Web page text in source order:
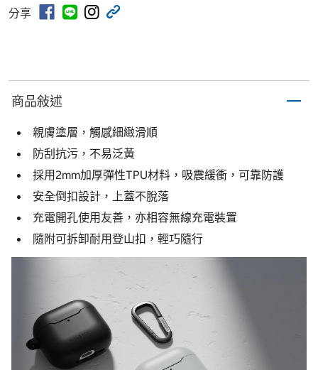
分享
商品敍述
親膚塗層，觸感細緻滑順
防刮抗污，不易泛黃
採用2mm加厚彈性TPU材料，吸震緩衝，可靠防護
安全倒扣設計，上蓋不脫落
充電開孔使用友善，亦相容無線充電裝置
隨附可拆卸耐用登山扣，輕巧隨行